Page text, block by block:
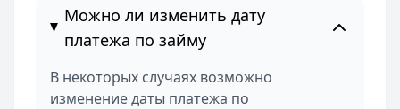
Можно ли изменить дату
платежа по займу
В некоторых случаях возможно
изменение даты платежа по